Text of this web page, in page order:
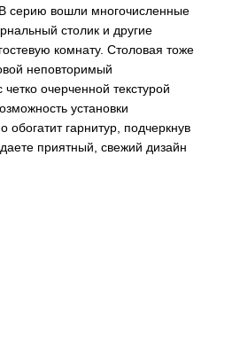
серию вошли многочисленные
столик и другие
комнату. Столовая тоже
неповторимый
очерченной текстурой
установки
гарнитур, подчеркнув
приятный, свежий дизайн